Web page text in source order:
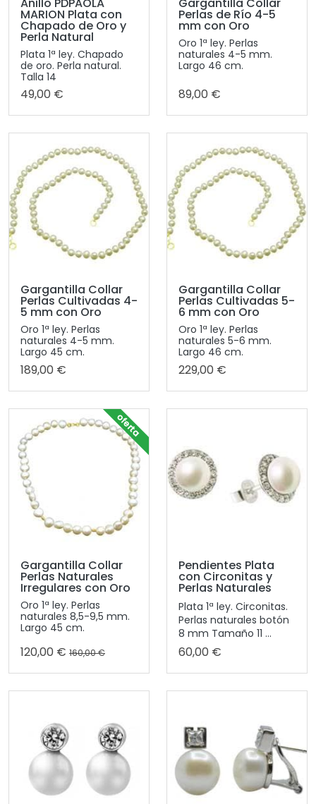
MARION Plata con
Chapado de Oro y
Perla Natural
Plata 1ª ley. Chapado
de oro. Perla natural.
Talla 14
49,00 €
Perlas de Río 4-5
mm con Oro
Oro 1ª ley. Perlas
naturales 4-5 mm.
Largo 46 cm.
89,00 €
Gargantilla Collar
Perlas Cultivadas 4-
5 mm con Oro
Oro 1ª ley. Perlas
naturales 4-5 mm.
Largo 45 cm.
189,00 €
Gargantilla Collar
Perlas Cultivadas 5-
6 mm con Oro
Oro 1ª ley. Perlas
naturales 5-6 mm.
Largo 46 cm.
229,00 €
Gargantilla Collar
Perlas Naturales
Irregulares con Oro
Oro 1ª ley. Perlas
naturales 8,5-9,5 mm.
Largo 45 cm.
120,00 € 160,00 €
oferta
Pendientes Plata
con Circonitas y
Perlas Naturales
Plata 1ª ley. Circonitas.
Perlas naturales botón
8 mm Tamaño 11 ...
60,00 €